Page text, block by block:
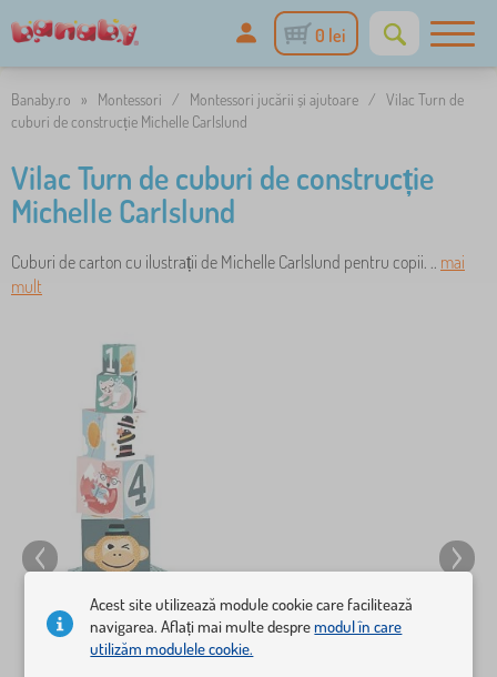
0 lei
Banaby.ro » Montessori / Montessori jucării și ajutoare / Vilac Turn de
cuburi de construcție Michelle Carlslund
Vilac Turn de cuburi de construcție
Michelle Carlslund
Cuburi de carton cu ilustrații de Michelle Carlslund pentru copii. .. mai
mult
Acest site utilizează module cookie care facilitează
navigarea. Aflați mai multe despremodul în care
utilizăm modulele cookie.